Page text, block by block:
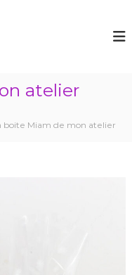
atelier
boite Miam de mon atelier